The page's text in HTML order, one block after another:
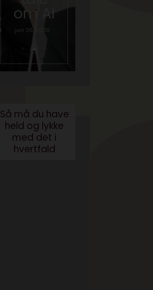
om AI
juni 26, 2026
Så må du have
held og lykke
med det i
hvertfald